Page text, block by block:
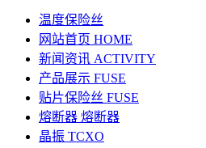
温度保险丝
网站首页 HOME
新闻资讯 ACTIVITY
产品展示 FUSE
贴片保险丝 FUSE
熔断器 熔断器
晶振 TCXO